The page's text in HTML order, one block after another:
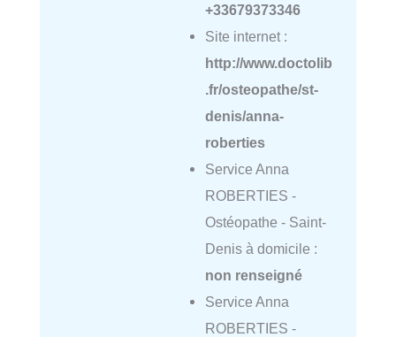
+33679373346
Site internet :
http://www.doctolib
.fr/osteopathe/st-
denis/anna-
roberties
Service Anna
ROBERTIES -
Ostéopathe - Saint-
Denis à domicile :
non renseigné
Service Anna
ROBERTIES -